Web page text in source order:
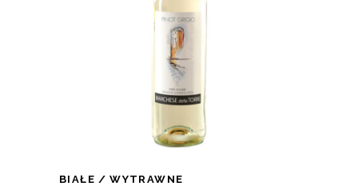
BIAŁE WYTRAWNE